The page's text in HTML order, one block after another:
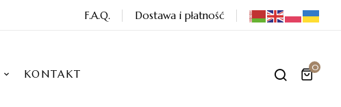
F.A.Q. Dostawa i płatność
KONTAKT 0